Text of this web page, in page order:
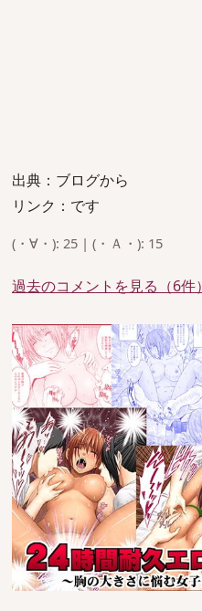
出典：ブログから
リンク：です
(・∀・): 25 | (・Ａ・): 15
過去のコメントを見る（6件）